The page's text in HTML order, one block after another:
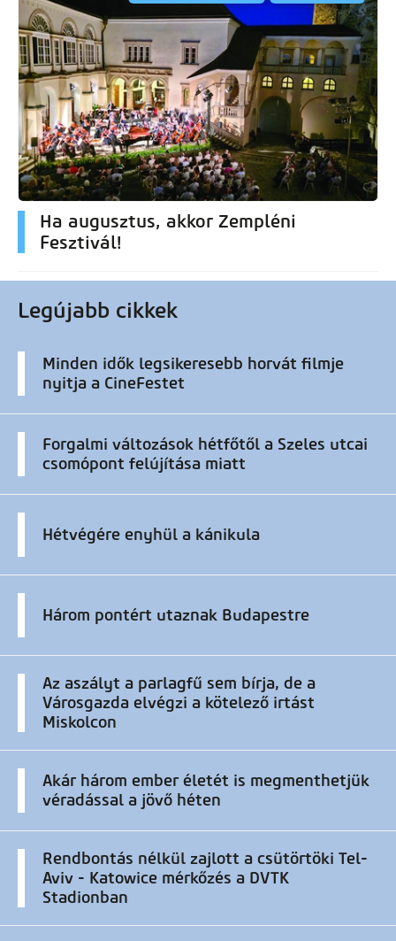
Ha augusztus, akkor Zempléni
Fesztivál!
Legújabb cikkek
Minden idők legsikeresebb horvát filmje
nyitja a CineFestet
Forgalmi változások hétfőtől a Szeles utcai
csomópont felújítása miatt
Hétvégére enyhül a kánikula
Három pontért utaznak Budapestre
Az aszályt a parlagfű sem bírja, de a
Városgazda elvégzi a kötelező irtást
Miskolcon
Akár három ember életét is megmenthetjük
véradással a jövő héten
Rendbontás nélkül zajlott a csütörtöki Tel-
Aviv - Katowice mérkőzés a DVTK
Stadionban